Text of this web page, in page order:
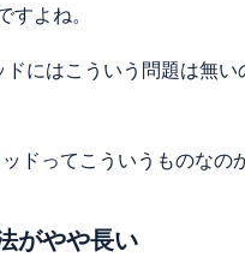
すよね。
ドにはこういう問題は無い
ドってこういうものなの
がやや長い